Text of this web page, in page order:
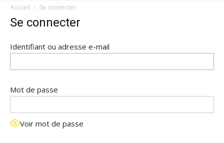
Accueil Se connecter
Se connecter
Identifiant ou adresse e-mail
Mot de passe
Voir mot de passe